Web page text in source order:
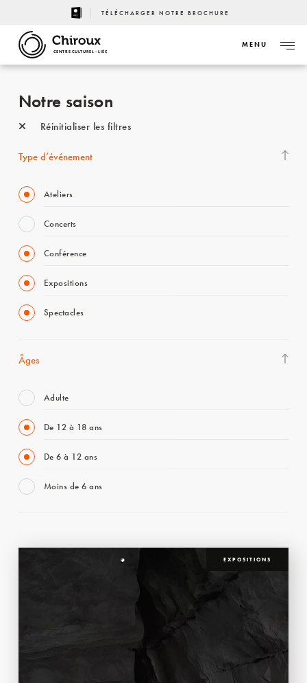
TÉLÉCHARGER NOTRE BROCHURE
CENTRE CULTUREL - LIÈGE
MENU
Notre saison
Réinitialiser les filtres
Type d’événement
Ateliers
Concerts
Conférence
Expositions
Spectacles
Âges
Adulte
De 12 à 18 ans
De 6 à 12 ans
Moins de 6 ans
EXPOSITIONS